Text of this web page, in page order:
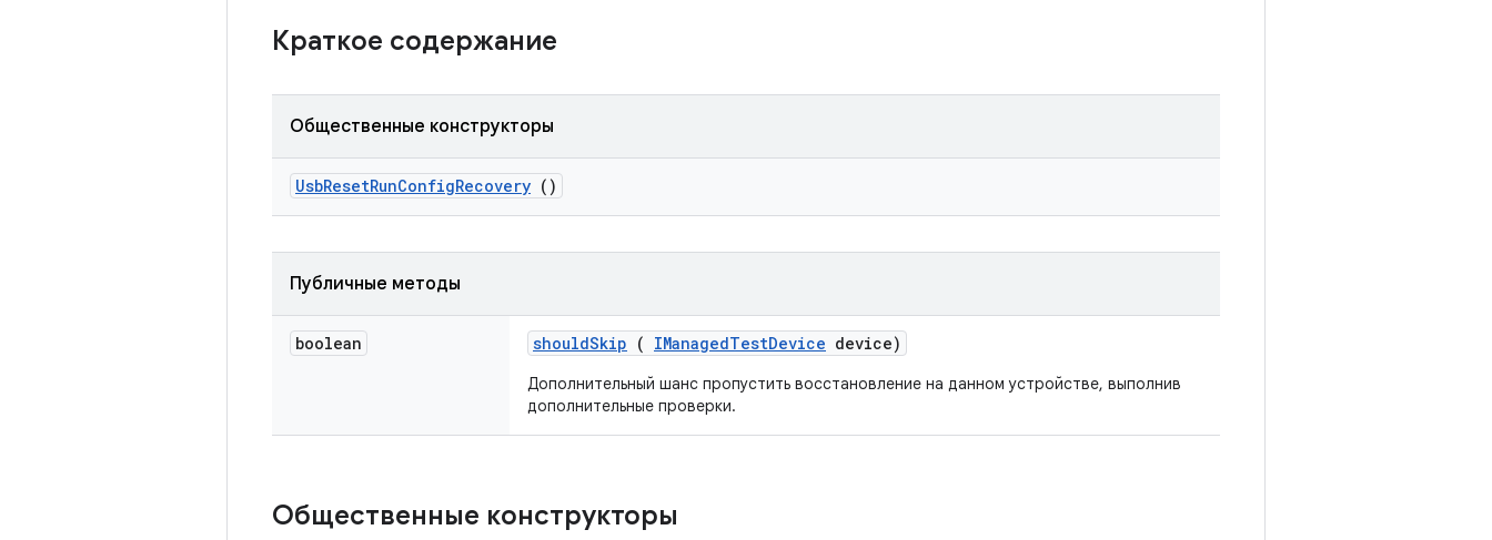
Краткое содержание
Общественные конструкторы
UsbResetRunConfigRecovery ()
Публичные методы
boolean shouldSkip ( IManagedTestDevice device)
Дополнительный шанс пропустить восстановление на данном устройстве, выполнив
дополнительные проверки.
Общественные конструкторы